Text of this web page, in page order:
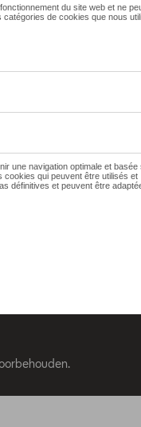
sur le présent site
de montage. Pour
de montage, veuillez
sont sujets à